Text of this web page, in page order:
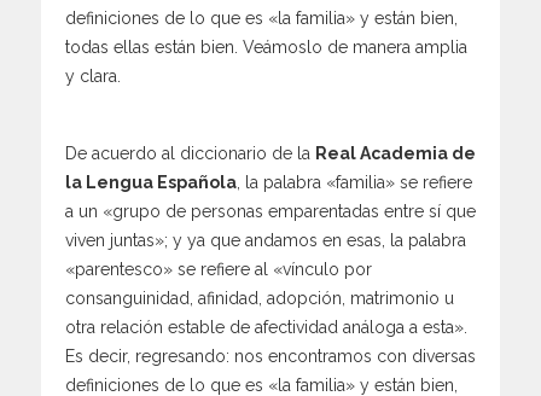
definiciones de lo que es «la familia» y están bien,
todas ellas están bien. Veámoslo de manera amplia
y clara.
De acuerdo al diccionario de la Real Academia de
la Lengua Española , la palabra «familia» se refiere
a un «grupo de personas emparentadas entre sí que
viven juntas»; y ya que andamos en esas, la palabra
«parentesco» se refiere al «vínculo por
consanguinidad, afinidad, adopción, matrimonio u
otra relación estable de afectividad análoga a esta».
Es decir, regresando: nos encontramos con diversas
definiciones de lo que es «la familia» y están bien,